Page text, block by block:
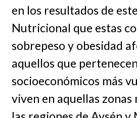
en los resultados de
Nutricional que estas
sobrepeso y obesidad
aquellos que
socioeconómicos más
viven en aquellas zonas